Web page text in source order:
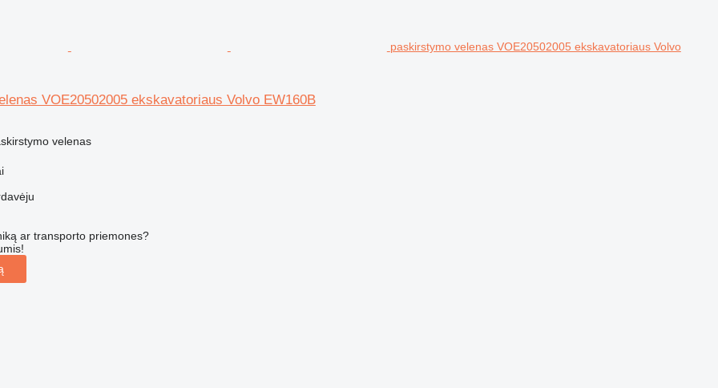
paskirstymo velenas VOE20502005 ekskavatoriaus Volvo
VOE20502005 ekskavatoriaus Volvo EW160B
velenas
ar transporto priemones?